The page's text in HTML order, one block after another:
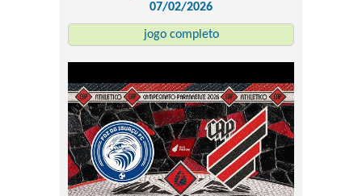
07/02/2026
jogo completo